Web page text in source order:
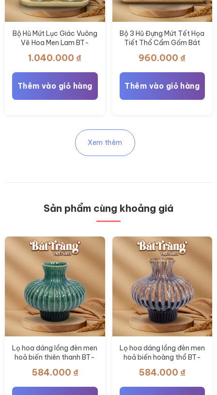
Bộ Hũ Mứt Lục Giác Vuông
Vẽ Hoa Men Lam BT-
1.040.000 ₫
Thêm vào giỏ hàng
Bộ 3 Hũ Đựng Mứt Tết Họa
Tiết Thổ Cẩm Gốm Bát
960.000 ₫
Thêm vào giỏ hàng
Xem thêm
Sản phẩm cùng khoảng giá
Lọ hoa dáng lồng đèn men
hoả biến thiên thanh BT-
584.000 ₫
Lọ hoa dáng lồng đèn men
hoả biến hoàng thổ BT-
584.000 ₫